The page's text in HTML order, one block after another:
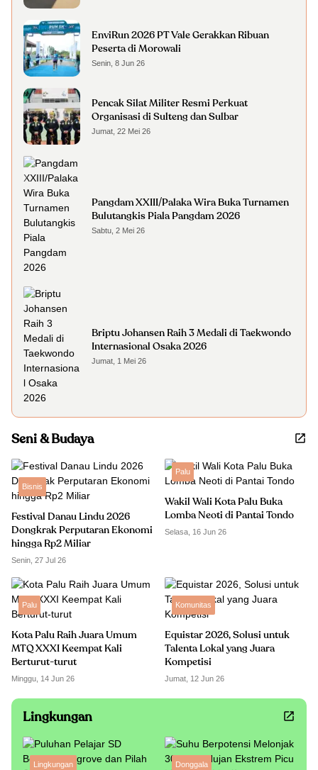
EnviRun 2026 PT Vale Gerakkan Ribuan
Peserta di Morowali
Senin, 8 Jun 26
Pencak Silat Militer Resmi Perkuat
Organisasi di Sulteng dan Sulbar
Jumat, 22 Mei 26
Pangdam XXIII/Palaka Wira Buka Turnamen
Bulutangkis Piala Pangdam 2026
Sabtu, 2 Mei 26
Briptu Johansen Raih 3 Medali di Taekwondo
Internasional Osaka 2026
Jumat, 1 Mei 26
Seni & Budaya
Bisnis
Festival Danau Lindu 2026
Dongkrak Perputaran Ekonomi
hingga Rp2 Miliar
Senin, 27 Jul 26
Palu
Wakil Wali Kota Palu Buka
Lomba Neoti di Pantai Tondo
Selasa, 16 Jun 26
Palu
Kota Palu Raih Juara Umum
MTQ XXXI Keempat Kali
Berturut-turut
Minggu, 14 Jun 26
Komunitas
Equistar 2026, Solusi untuk
Talenta Lokal yang Juara
Kompetisi
Jumat, 12 Jun 26
Lingkungan
Lingkungan Donggala